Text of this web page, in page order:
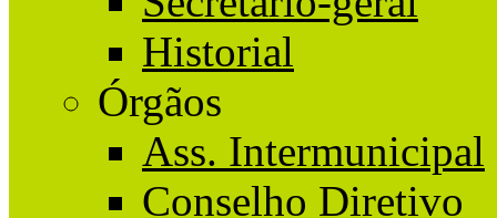
Historial
Órgãos
Ass. Intermunicipal
Conselho Diretivo